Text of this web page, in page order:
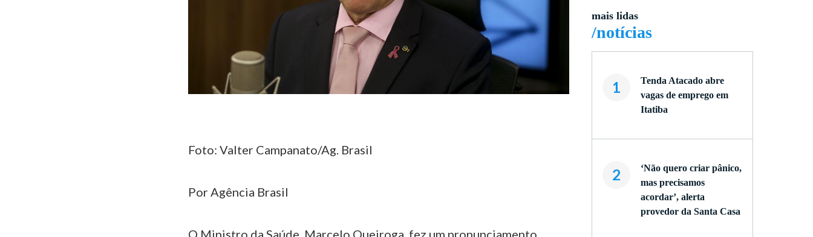
Foto: Valter Campanato/Ag. Brasil
Por Agência Brasil
O Ministro da Saúde, Marcelo Queiroga, fez um pronunciamento
mais lidas
/notícias
1
Tenda Atacado abre
vagas de emprego em
Itatiba
2
‘Não quero criar pânico,
mas precisamos
acordar’, alerta
provedor da Santa Casa